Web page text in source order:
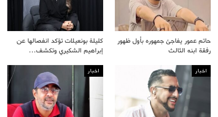
حاتم عمور يفاجئ جمهوره بأول ظهور
رفقة ابنه الثالث
كليلة بونعيلات تؤكد انفصالها عن
إبراهيم الشكيري وتكشف…
اخبار اخبار